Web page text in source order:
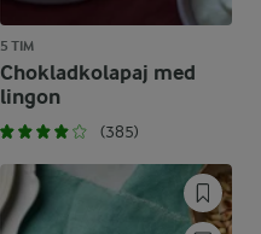
5 TIM
Chokladkolapaj med
lingon
(385)